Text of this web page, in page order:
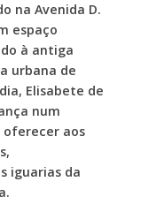
na Avenida D.
espaço
à antiga
urbana de
Elisabete de
num
aos
iguarias da